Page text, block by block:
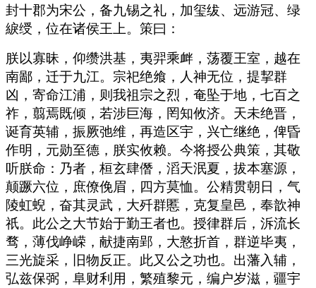
封十郡为宋公，备九锡之礼，加玺绂、远游冠、绿
綟绶，位在诸侯王上。策曰：
朕以寡昧，仰缵洪基，夷羿乘衅，荡覆王室，越在
南鄙，迁于九江。宗祀绝飨，人神无位，提挈群
凶，寄命江浦，则我祖宗之烈，奄坠于地，七百之
祚，翦焉既倾，若涉巨海，罔知攸济。天未绝晋，
诞育英辅，振厥弛维，再造区宇，兴亡继绝，俾昏
作明，元勋至德，朕实攸赖。今将授公典策，其敬
听朕命：乃者，桓玄肆僭，滔天泯夏，拔本塞源，
颠蹶六位，庶僚俛眉，四方莫恤。公精贯朝日，气
陵虹蜺，奋其灵武，大歼群慝，克复皇邑，奉歆神
祇。此公之大节始于勤王者也。授律群后，泝流长
骛，薄伐峥嵘，献捷南郢，大憝折首，群逆毕夷，
三光旋采，旧物反正。此又公之功也。出藩入辅，
弘兹保弼，阜财利用，繁殖黎元，编户岁滋，疆宇